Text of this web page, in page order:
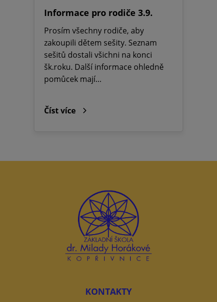
Informace pro rodiče 3.9.
Prosím všechny rodiče, aby
zakoupili dětem sešity. Seznam
sešitů dostali všichni na konci
šk.roku. Další informace ohledně
pomůcek mají…
Číst více
KONTAKTY